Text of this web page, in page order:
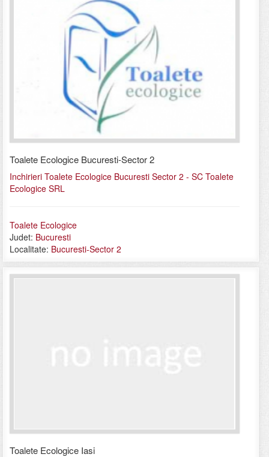
Toalete Ecologice Bucuresti-Sector 2
Inchirieri Toalete Ecologice Bucuresti Sector 2 - SC Toalete
Ecologice SRL
Toalete Ecologice
Judet: Bucuresti
Localitate: Bucuresti-Sector 2
Toalete Ecologice Iasi